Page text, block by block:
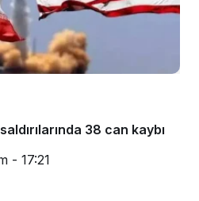
38 can kaybı
- 17:21